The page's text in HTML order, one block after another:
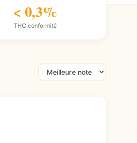
< 0,3%
THC conformité